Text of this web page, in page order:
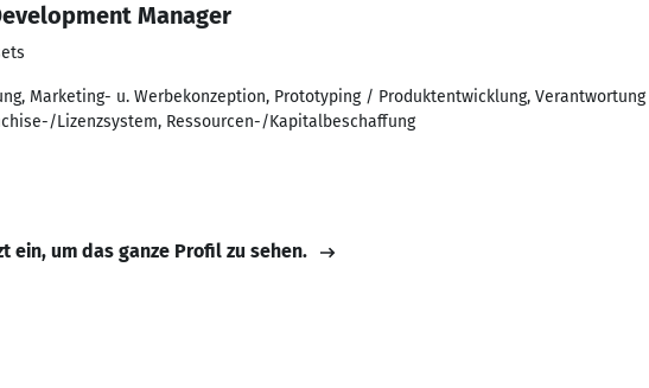
Manager
Marketing- u. Werbekonzeption, Prototyping / Produktentwicklung,
Lizenzsystem, Ressourcen-/Kapitalbeschaffung
ein, um das ganze Profil zu sehen.